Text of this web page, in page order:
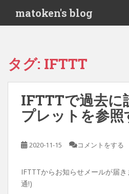
i
matoken's blog
タグ: IFTTT
IFTTTで過去に
プレットを参照
2020-11-15 コメントをする
IFTTTからお知らせメールが届
通!)